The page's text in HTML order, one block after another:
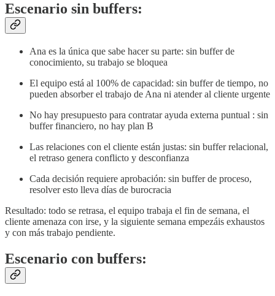
Escenario sin buffers:
Ana es la única que sabe hacer su parte: sin buffer de
conocimiento, su trabajo se bloquea
El equipo está al 100% de capacidad: sin buffer de tiempo, no
pueden absorber el trabajo de Ana ni atender al cliente urgente
No hay presupuesto para contratar ayuda externa puntual : sin
buffer financiero, no hay plan B
Las relaciones con el cliente están justas: sin buffer relacional,
el retraso genera conflicto y desconfianza
Cada decisión requiere aprobación: sin buffer de proceso,
resolver esto lleva días de burocracia
Resultado: todo se retrasa, el equipo trabaja el fin de semana, el
cliente amenaza con irse, y la siguiente semana empezáis exhaustos
y con más trabajo pendiente.
Escenario con buffers: